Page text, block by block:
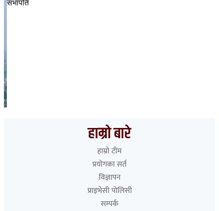
हाम्रो बारे
हाम्रो टीम
प्रयोगका सर्त
विज्ञापन
प्राइभेसी पोलिसी
सम्पर्क